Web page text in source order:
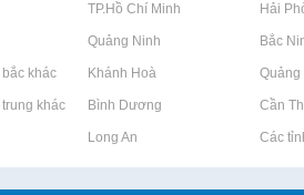
Rao vặt tại TP.Hồ Chí Minh Rao vặt tại Hải
Rao vặt tại Quảng Ninh Rao vặt tại Bắc
bắc khác
Rao vặt tại Khánh Hoà Rao vặt tại
trung khác
Rao vặt tại Bình Dương Rao vặt tại Cần
Rao vặt tại Long An Rao vặt tại Các